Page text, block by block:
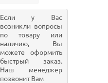
Если у Вас
возникли вопросы
по товару или
наличию, Вы
можете оформить
быстрый заказ.
Наш менеджер
позвонит Вам